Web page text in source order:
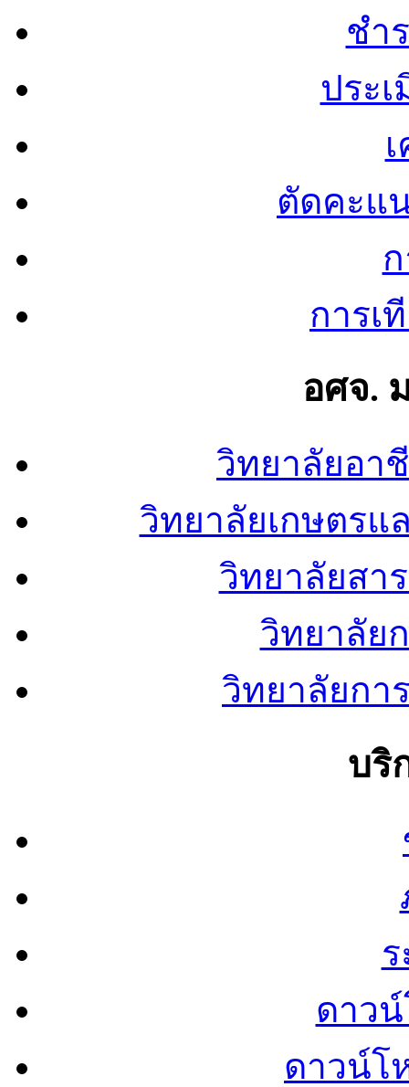
ชำ
ประ
ตัดคะแ
การเ
อศจ.
วิทยาลัยอา
วิทยาลัยเกษตรแ
วิทยาลัยสา
วิทยาลัย
วิทยาลัยก
บริ
ดาว
ดาวน์โ